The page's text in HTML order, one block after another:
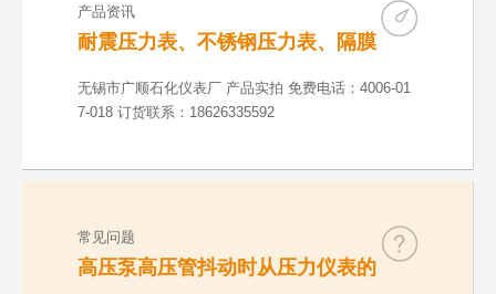
产品资讯
耐震压力表、不锈钢压力表、隔膜
压力表产品实拍介绍
无锡市广顺石化仪表厂 产品实拍 免费电话：4006-01
7-018 订货联系：18626335592
常见问题
高压泵高压管抖动时从压力仪表的